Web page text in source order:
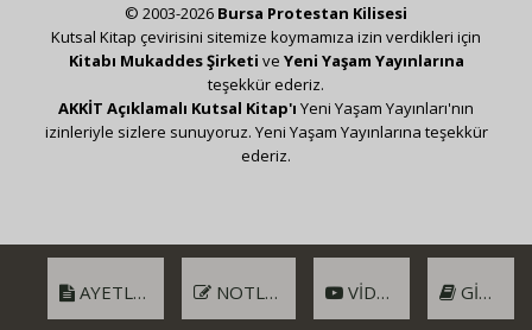
AYETLER NOTLAR VIDEO GIRIŞ
© 2003-2026 Bursa Protestan Kilisesi
Kutsal Kitap çevirisini sitemize koymamıza izin verdikleri için
Kitabı Mukaddes Şirketi ve Yeni Yaşam Yayınlarına
teşekkür ederiz.
AKKİT Açıklamalı Kutsal Kitap'ı Yeni Yaşam Yayınları'nın
izinleriyle sizlere sunuyoruz. Yeni Yaşam Yayınlarına teşekkür
ederiz.